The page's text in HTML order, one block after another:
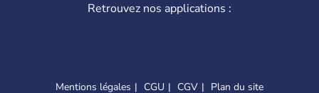
Retrouvez nos applications :
Mentions légales CGU CGV Plan du site